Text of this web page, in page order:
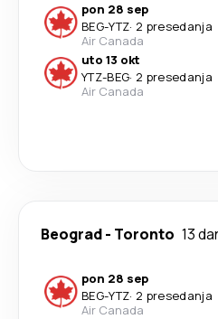
pon 28 sep
BEG-YTZ· 2 presedanja
Air Canada
uto 13 okt
YTZ-BEG· 2 presedanja
Air Canada
Beograd- Toronto 13
pon 28 sep
BEG-YTZ· 2 presedanja
Air Canada